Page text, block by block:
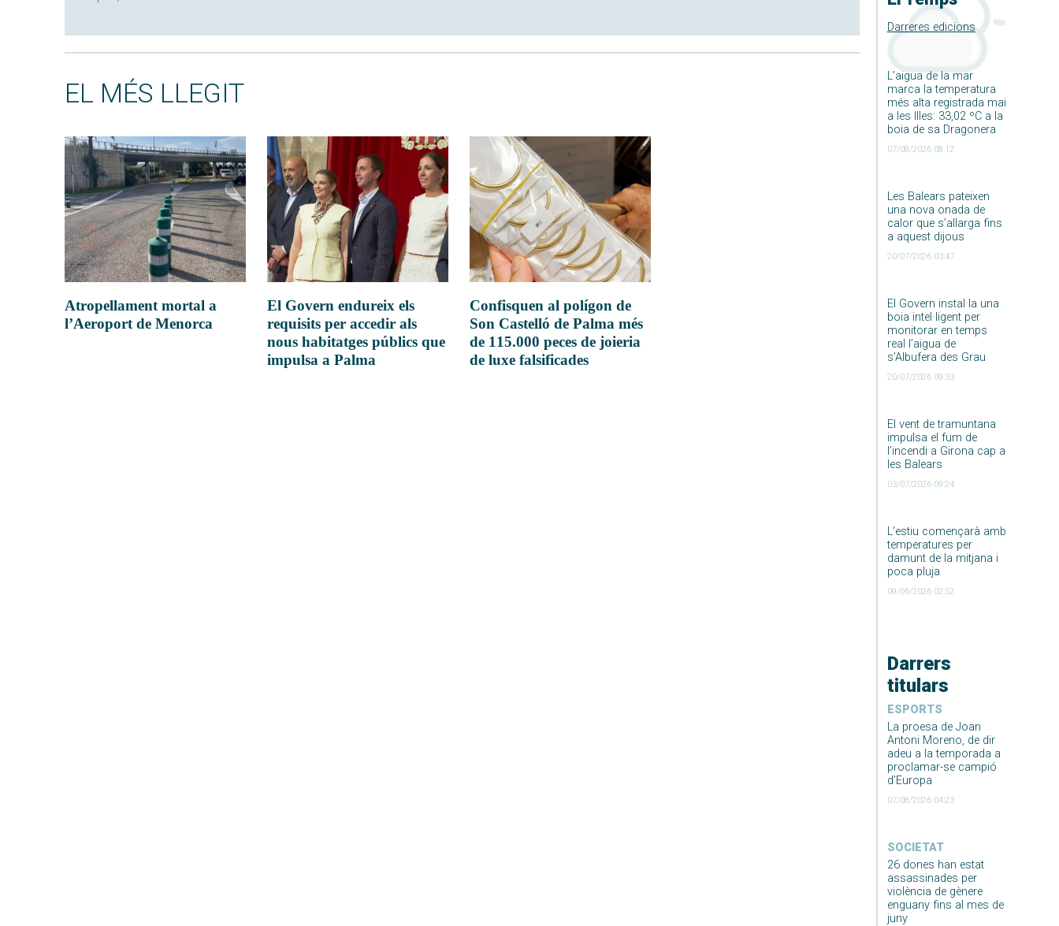
Darreres edicions
L’aigua de la mar
marca la temperatura
més alta registrada mai
a les Illes: 33,02 ºC a la
boia de sa Dragonera
07/08/2026 08:12
Les Balears pateixen
una nova onada de
calor que s’allarga fins
a aquest dijous
20/07/2026 03:47
El Govern instal·la una
boia intel·ligent per
monitorar en temps
real l’aigua de
s’Albufera des Grau
20/07/2026 09:33
El vent de tramuntana
impulsa el fum de
l’incendi a Girona cap a
les Balears
03/07/2026 09:24
L’estiu començarà amb
temperatures per
damunt de la mitjana i
poca pluja
09/06/2026 02:52
Darrers
titulars
ESPORTS
La proesa de Joan
Antoni Moreno, de dir
adeu a la temporada a
proclamar-se campió
d’Europa
07/08/2026 04:23
SOCIETAT
26 dones han estat
assassinades per
violència de gènere
enguany fins al mes de
juny
EL MÉS LLEGIT
Atropellament mortal a
l’Aeroport de Menorca
El Govern endureix els
requisits per accedir als
nous habitatges públics que
impulsa a Palma
Confisquen al polígon de
Son Castelló de Palma més
de 115.000 peces de joieria
de luxe falsificades